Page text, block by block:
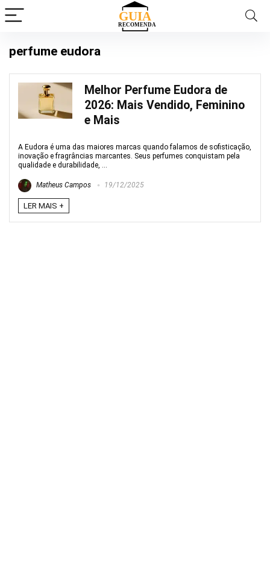
perfume eudora
Melhor Perfume Eudora de
2026: Mais Vendido, Feminino
e Mais
A Eudora é uma das maiores marcas quando falamos de sofisticação,
inovação e fragrâncias marcantes. Seus perfumes conquistam pela
qualidade e durabilidade, ...
Matheus Campos 19/12/2025
LER MAIS +